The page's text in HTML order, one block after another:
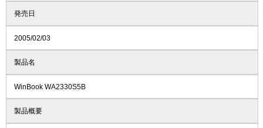
発売日
2005/02/03
製品名
WinBook WA2330S5B
製品概要